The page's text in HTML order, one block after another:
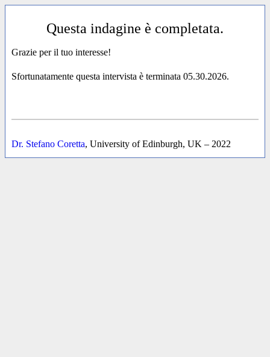
Questa indagine è completata.
Grazie per il tuo interesse!
Sfortunatamente questa intervista è terminata 05.30.2026.
Dr. Stefano Coretta, University of Edinburgh, UK – 2022